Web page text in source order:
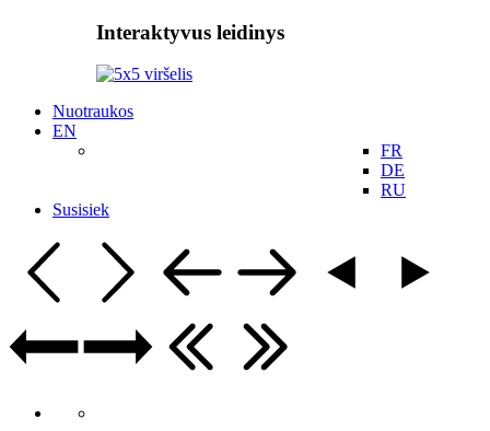
Interaktyvus leidinys
Nuotraukos
EN
FR
DE
RU
Susisiek